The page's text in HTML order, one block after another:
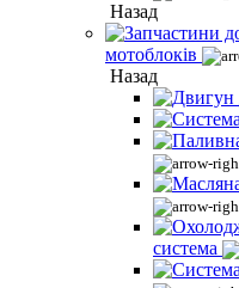
Назад
мотоблоків
Назад
система